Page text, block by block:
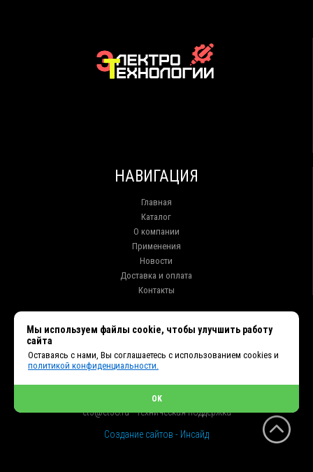
НАВИГАЦИЯ
Главная
Каталог
О компании
Применения
Новости
Доставка и оплата
Контакты
+7 (914) 010-76-83, 8 (3952) 93-27-93 - Отдел продаж
+7 (950) 075-85-99 - Техническая поддержка
et2@et38.ru - Отдел продаж
et3@et38.ru - Техническая поддержка
Создание сайтов - Инсайд
Мы используем файлы cookie, чтобы улучшить работу
сайта
Оставаясь с нами, Вы соглашаетесь с использованием cookies и
политикой конфиденциальности.
OK